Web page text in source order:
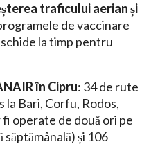
traficului aerian și
de vaccinare
la timp pentru
în Cipru: 34 de rute
la Bari, Corfu, Rodos,
operate de două ori pe
săptămânală) și 106